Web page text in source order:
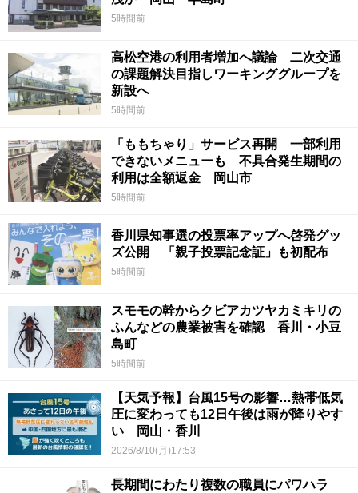
5時間前
高松空港の利用者増加へ議論 二次交通
の課題解決目指しワーキンググループを
新設へ
5時間前
「ももちゃり」サービス再開 一部利用
できないメニューも 不具合発生期間の
利用は全額返金 岡山市
5時間前
香川県知事選の投票率アップへ啓発グッ
ズ公開 「親子投票記念証」も初配布
5時間前
スモモの幹からクビアカツヤカミキリの
ふんなどの農業被害を確認 香川・小豆
島町
5時間前
【天気予報】台風15号の影響…熱帯低気
圧に変わっても12日午後は雨が降りやす
い 岡山・香川
2026/8/10(月)17:53
長期間にわたり複数の職員にパワハラ